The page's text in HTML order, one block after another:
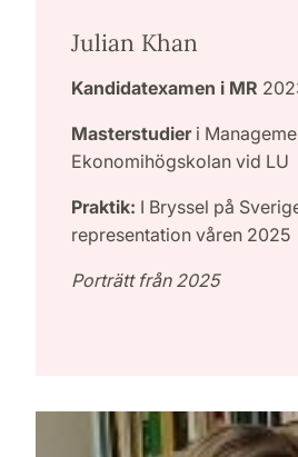
Julian Khan
Kandidatexamen i MR
Masterstudieri
Ekonomihögskolan vid LU
Praktik: I Bryssel på
representation våren 2025
Porträtt från 2025